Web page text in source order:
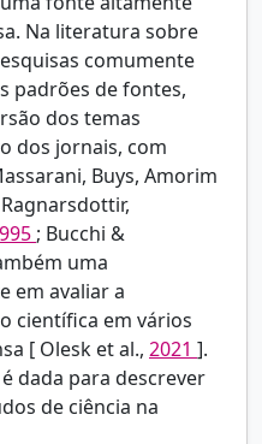
Na literatura sobre
comumente
padrões de fontes,
dos temas
dos jornais, com
Buys, Amorim
Ragnarsdottir,
; Bucchi &
uma
em avaliar a
científica em vários
[ Olesk et al., 2021 ].
dada para descrever
de ciência na